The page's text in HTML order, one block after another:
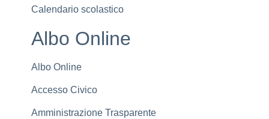
Calendario scolastico
Albo Online
Albo Online
Accesso Civico
Amministrazione Trasparente